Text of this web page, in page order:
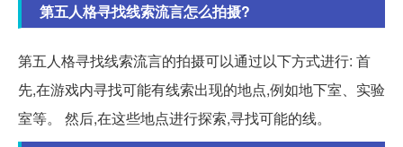
第五人格寻找线索流言怎么拍摄?
第五人格寻找线索流言的拍摄可以通过以下方式进行: 首
先,在游戏内寻找可能有线索出现的地点,例如地下室、实验
室等。 然后,在这些地点进行探索,寻找可能的线。